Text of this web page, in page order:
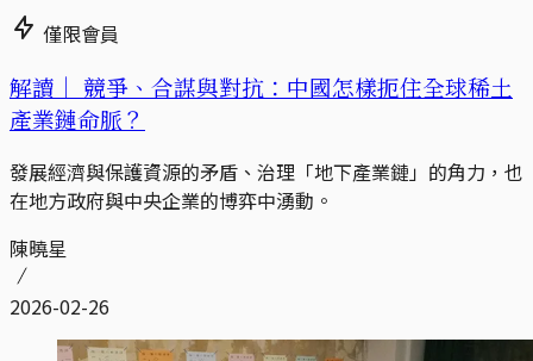
僅限會員
解讀｜ 競爭、合謀與對抗：中國怎樣扼住全球稀土
產業鏈命脈？
發展經濟與保護資源的矛盾、治理「地下產業鏈」的角力，也
在地方政府與中央企業的博弈中湧動。
陳曉星
2026-02-26